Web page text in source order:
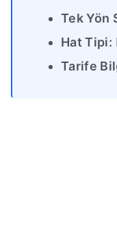
Tek Yön
Hat Tipi:
Tarife